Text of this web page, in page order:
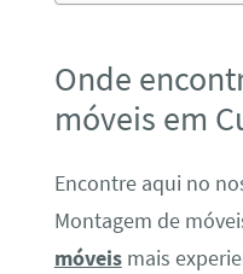
Onde
móveis em
Encontre aqui no
Montagem de
móveismais